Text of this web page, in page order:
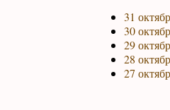
31
30
29
28
27